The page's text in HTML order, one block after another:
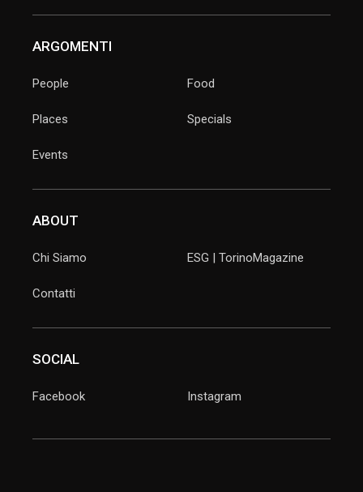
ARGOMENTI
People
Places
Events
Food
Specials
ABOUT
Chi Siamo
Contatti
ESG | TorinoMagazine
SOCIAL
Facebook Instagram